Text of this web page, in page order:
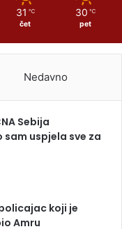
31 ℃
čet
30 ℃
pet
Nedavno
Sebija
sam uspjela sve za
koji je
Amru